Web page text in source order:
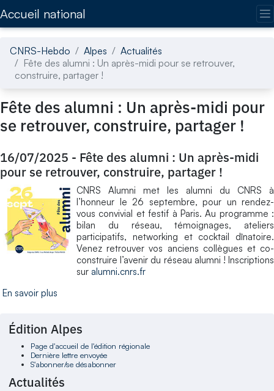
Accueil national
CNRS-Hebdo Alpes
Actualités
Fête des alumni : Un après-midi pour se retrouver,
construire, partager !
Fête des alumni : Un après-midi pour
se retrouver, construire, partager !
16/07/2025 - Fête des alumni : Un après-midi
pour se retrouver, construire, partager !
CNRS Alumni met les alumni du CNRS à
l’honneur le 26 septembre, pour un rendez-
vous convivial et festif à Paris. Au programme :
bilan du réseau, témoignages, ateliers
participatifs, networking et cocktail dînatoire.
Venez retrouver vos anciens collègues et co-
construire l’avenir du réseau alumni ! Inscriptions
sur alumni.cnrs.fr
En savoir plus
Édition Alpes
Page d'accueil de l'édition régionale
Dernière lettre envoyée
S'abonner/se désabonner
Actualités